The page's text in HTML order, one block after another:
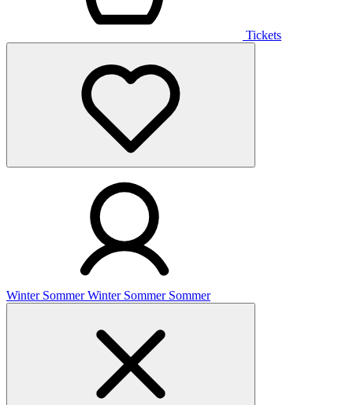
Tickets
Winter Sommer Winter Sommer Sommer